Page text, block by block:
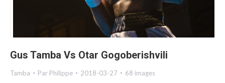
Gus Tamba Vs Otar Gogoberishvili
Tamba Par Philippe 2018-03-27 68 images